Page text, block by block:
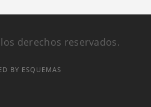
derechos reservados.
BY ESQUEMAS